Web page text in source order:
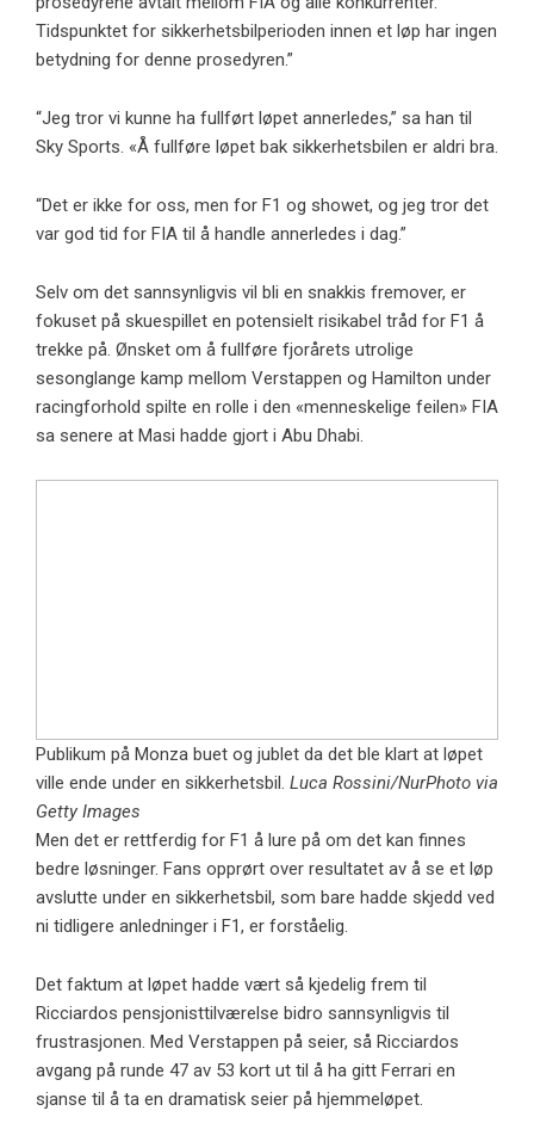
Tidspunktet for sikkerhetsbilperioden innen et løp har ingen
betydning for denne prosedyren.”
“Jeg tror vi kunne ha fullført løpet annerledes,” sa han til
Sky Sports. «Å fullføre løpet bak sikkerhetsbilen er aldri bra.
“Det er ikke for oss, men for F1 og showet, og jeg tror det
var god tid for FIA til å handle annerledes i dag.”
Selv om det sannsynligvis vil bli en snakkis fremover, er
fokuset på skuespillet en potensielt risikabel tråd for F1 å
trekke på. Ønsket om å fullføre fjorårets utrolige
sesonglange kamp mellom Verstappen og Hamilton under
racingforhold spilte en rolle i den «menneskelige feilen» FIA
sa senere at Masi hadde gjort i Abu Dhabi.
Publikum på Monza buet og jublet da det ble klart at løpet
ville ende under en sikkerhetsbil. Luca Rossini/NurPhoto via
Getty Images
Men det er rettferdig for F1 å lure på om det kan finnes
bedre løsninger. Fans opprørt over resultatet av å se et løp
avslutte under en sikkerhetsbil, som bare hadde skjedd ved
ni tidligere anledninger i F1, er forståelig.
Det faktum at løpet hadde vært så kjedelig frem til
Ricciardos pensjonisttilværelse bidro sannsynligvis til
frustrasjonen. Med Verstappen på seier, så Ricciardos
avgang på runde 47 av 53 kort ut til å ha gitt Ferrari en
sjanse til å ta en dramatisk seier på hjemmeløpet.